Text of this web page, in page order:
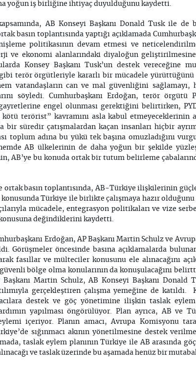
yoğun iş birliğine ihtiyaç duyulduğunu kaydetti.
AB Konseyi Başkanı Donald Tusk ile de
basın toplantısında yaptığı açıklamada
politikasının devam etmesi ve
ve ekonomi alanlarındaki diyaloğun
Konsey Başkanı Tusk’un destek vereceğine
terör örgütleriyle kararlı bir mücadele yürüttüğünü
vatandaşların can ve mal güvenliğini
söyledi. Cumhurbaşkanı Erdoğan, terör örgütü
engel olunması gerektiğini belirtirken,
terörist” kavramını asla kabul etmeyeceklerinin
süredir çatışmalardan kaçan insanları hiçbir ayrım
toplum adına bu yükü tek başına omuzladığını
AB ülkelerinin de daha yoğun bir şekilde
AB’ye bu konuda ortak bir tutum belirleme
ortak basın toplantısında, AB-Türkiye ilişkilerinin
Türkiye ile birlikte çalışmaya hazır
mücadele, entegrasyon politikaları ve vize
değindiklerini kaydetti.
Erdoğan, AP Başkanı Martin Schulz ve
Görüşmeler öncesinde basına açıklamalarda
fasıllar ve mülteciler konusunu ele alınacağını
bölge olma konularının da konuşulacağını
Başkanı Martin Schulz, AB Konseyi Başkanı Donald
gerçekleştiren çalışma yemeğine de katıldı.
destek ve göç yönetimine ilişkin taslak
yapılması öngörülüyor. Plan ayrıca, AB ve
içeriyor. Planın amacı, Avrupa Komisyonu
sığınmacı akının yönetilmesine destek
taslak eylem planının Türkiye ile AB arasında
ve taslak üzerinde bu aşamada henüz bir